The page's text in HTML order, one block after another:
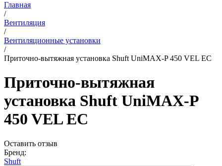
Главная
/
Вентиляция
/
Вентиляционные установки
/
Приточно-вытяжная установка Shuft UniMAX-P 450 VEL EC
Приточно-вытяжная
установка Shuft UniMAX-P
450 VEL EC
Оставить отзыв
Бренд:
Shuft